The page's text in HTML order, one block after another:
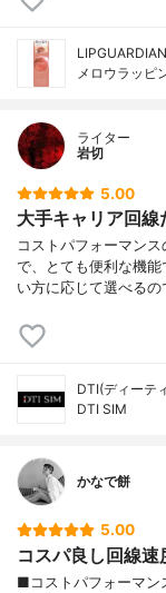
メロウラッピ
ライター
岩切
5.00
大手キャリア回
コストパフォーマン
で、とても便利な機
い方に応じて選べる
DTI(ディーテ
DTI SIM
かなで餅
5.00
コスパ良し回線速
■コストパフォーマン